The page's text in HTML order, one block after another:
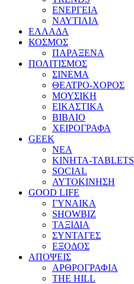
ΕΝΕΡΓΕΙΑ
ΝΑΥΤΙΛΙΑ
ΕΛΛΑΔΑ
ΚΟΣΜΟΣ
ΠΑΡΑΞΕΝΑ
ΠΟΛΙΤΙΣΜΟΣ
ΣΙΝΕΜΑ
ΘΕΑΤΡΟ-ΧΟΡΟΣ
ΜΟΥΣΙΚΗ
ΕΙΚΑΣΤΙΚΑ
ΒΙΒΛΙΟ
ΧΕΙΡΟΓΡΑΦΑ
GEEK
ΝΕΑ
ΚΙΝΗΤΑ-TABLETS
SOCIAL
ΑΥΤΟΚΙΝΗΣΗ
GOOD LIFE
ΓΥΝΑΙΚΑ
SHOWBIZ
ΤΑΞΙΔΙΑ
ΣΥΝΤΑΓΕΣ
ΕΞΟΔΟΣ
ΑΠΟΨΕΙΣ
ΑΡΘΡΟΓΡΑΦΙΑ
THE HILL